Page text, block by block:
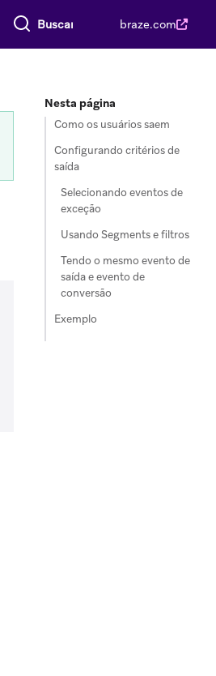
Buscar tudo braze.com
Nesta página
Como os usuários saem
Configurando critérios de
saída
Selecionando eventos de
exceção
Usando Segments e filtros
Tendo o mesmo evento de
saída e evento de
conversão
Exemplo